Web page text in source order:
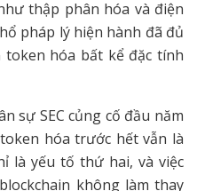
thập phân hóa và điện
pháp lý hiện hành đã đủ
hóa bất kể đặc tính
sự SEC củng cố đầu năm
hóa trước hết vẫn là
là yếu tố thứ hai, và việc
không làm thay